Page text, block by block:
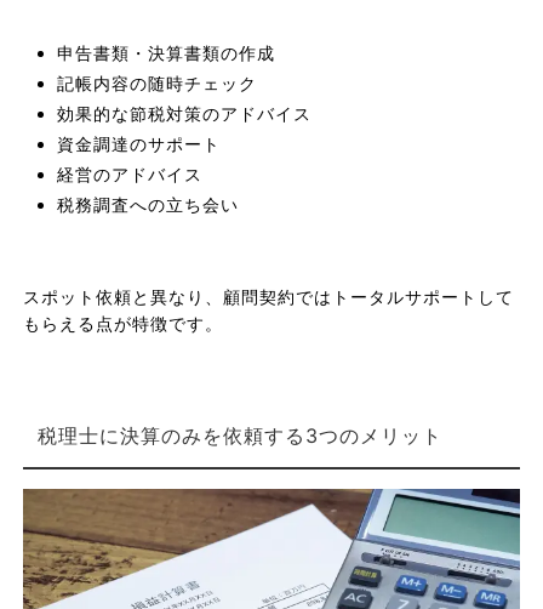
申告書類・決算書類の作成
記帳内容の随時チェック
効果的な節税対策のアドバイス
資金調達のサポート
経営のアドバイス
税務調査への立ち会い
スポット依頼と異なり、顧問契約ではトータルサポートして
もらえる点が特徴です。
税理士に決算のみを依頼する3つのメリット